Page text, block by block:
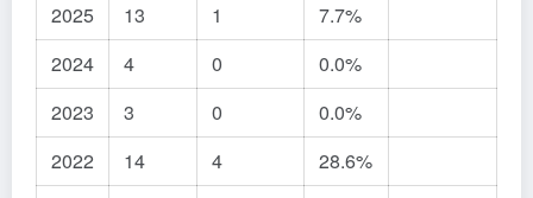
2025
13 1
7.7%
2024
4 0
0.0%
2023
3 0
0.0%
2022
14 4
28.6%